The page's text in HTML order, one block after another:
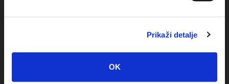
Prikaži detalje
OK